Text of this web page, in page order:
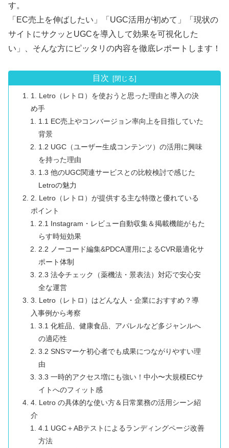
す。
「EC売上を伸ばしたい」「UGC活用が初めて」「現状の
サイトにサクッとUGCを導入して効果を可視化した
い」、そんな方にピッタリの内容を徹底レポートします！
目次
1. Letro（レトロ）を使おうと思った理由と導入の決
め手
1.1 EC売上やコンバージョン率向上を目指していた
背景
1.2 UGC（ユーザー生成コンテンツ）の活用に興味
を持った理由
1.3 他のUGC関連サービスとの比較検討で感じた
Letroの魅力
2. Letro（レトロ）が提供する主な特徴と優れている
ポイント
2.1 Instagram・レビュー自動収集＆掲載機能がもた
らす時短効果
2.2 ノーコード編集&PDCA運用によるCVR最適化サ
ポート体制
2.3 法令チェック（薬機法・景表法）対応で安心安
全な運営
3. Letro（レトロ）はどんな人・企業におすすめ？導
入事例から考察
3.1 化粧品、健康食品、アパレルなど多ジャンルへ
の適応性
3.2 SNSマーケ初心者でも成果につながりやすい理
由
3.3 一時的アクセス増にも強い！中小〜大規模ECサ
イトへのフィット感
4. Letro の具体的な使い方＆日常業務の活用シーン紹
介
4.1 UGC＋ABテストによるランディングページ改善
方法